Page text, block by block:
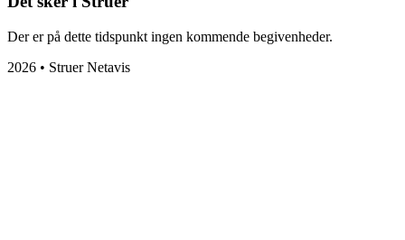
Der er på dette tidspunkt ingen kommende begivenheder.
2026 • Struer Netavis